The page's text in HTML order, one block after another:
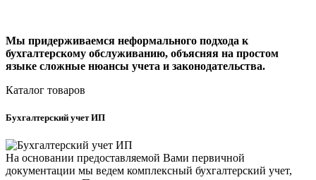
Мы придерживаемся неформального подхода к
бухгалтерскому обслуживанию, объясняя на простом
языке сложные нюансы учета и законодательства.
Каталог товаров
Бухгалтерский учет ИП
На основании предоставляемой Вами первичной
документации мы ведем комплексный бухгалтерский учет,